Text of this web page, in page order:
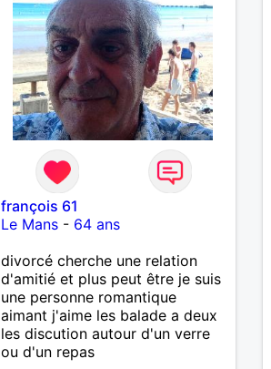
françois 61
Le Mans- 64 ans
divorcé cherche une relation
d'amitié et plus peut être je suis
une personne romantique
aimant j'aime les balade a deux
les discution autour d'un verre
ou d'un repas